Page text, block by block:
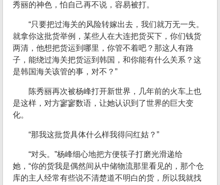
秀丽的神色，怕自己再不说，容易被打。
“只要把过海关的风险转嫁出去，我们就万无一失。
就拿你这批货举例，某些人在大连把货买下，你们钱货
两清，他想把货运到哪里，你管不着吧？那这人有路
子，能绕过海关把货运到韩国，和你能有什么关系？这
是韩国海关该管的事，对不？”
陈秀丽再次被杨峰打开新世界，几年前的火车上也
是这样，对方寥寥数语，让她认识到了世界的巨大变
化。
“那我这批货具体什么样我得问红姑？”
“对头。”杨峰细心地把方便筷子打磨光滑递给
她，“你的货我是偶然间从中储物流那里看见的，那个仓
库的主人经常有些说不清楚道不明白的货，所以我就找